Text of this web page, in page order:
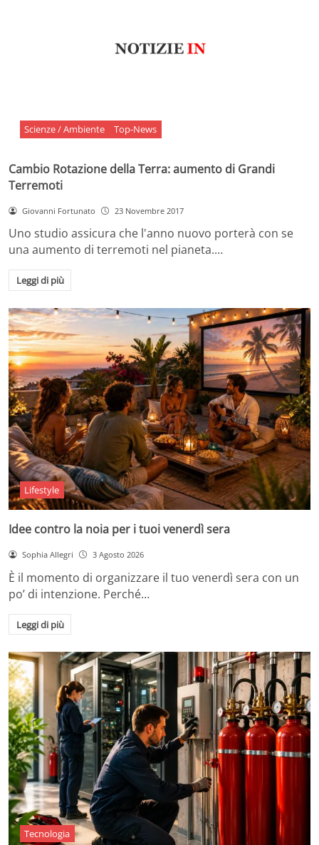
Scienze / Ambiente Top-News
Cambio Rotazione della Terra: aumento di Grandi
Terremoti
Giovanni Fortunato 23 Novembre 2017
Uno studio assicura che l'anno nuovo porterà con se
una aumento di terremoti nel pianeta.…
Leggi di più
Lifestyle
Idee contro la noia per i tuoi venerdì sera
Sophia Allegri 3 Agosto 2026
È il momento di organizzare il tuo venerdì sera con un
po’ di intenzione. Perché…
Leggi di più
Tecnologia